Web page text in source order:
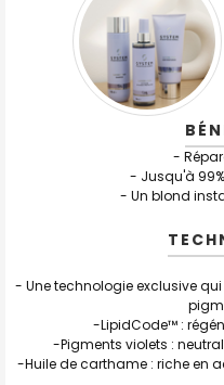
-
- Jusqu'à
- Un blond
- Une technologie exclusive
-LipidCode™ :
-Pigments violets :
-Huile de carthame : riche en